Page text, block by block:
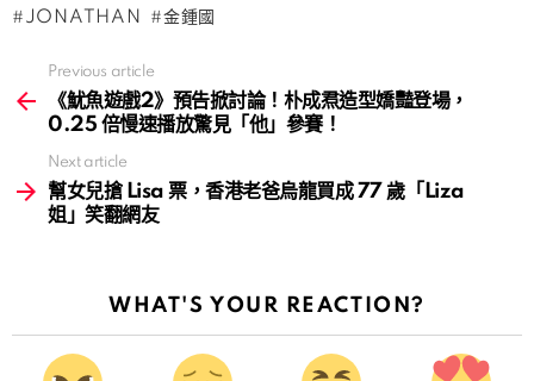
JONATHAN 金鍾國
more
Previous article
《魷魚遊戲2》預告掀討論！朴成焄造型嬌豔登場，
0.25 倍慢速播放驚見「他」參賽！
Next article
幫女兒搶 Lisa 票，香港老爸烏龍買成 77 歲「Liza
姐」笑翻網友
WHAT'S YOUR REACTION?